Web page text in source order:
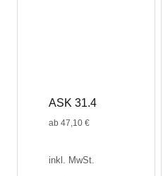
ASK 31.4
ab 47,10 €
inkl. MwSt.